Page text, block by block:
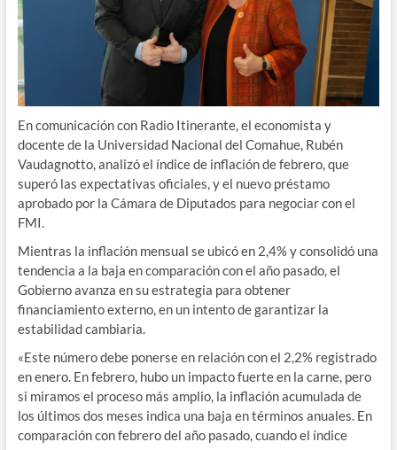
En comunicación con Radio Itinerante, el economista y
docente de la Universidad Nacional del Comahue, Rubén
Vaudagnotto, analizó el índice de inflación de febrero, que
superó las expectativas oficiales, y el nuevo préstamo
aprobado por la Cámara de Diputados para negociar con el
FMI.
Mientras la inflación mensual se ubicó en 2,4% y consolidó una
tendencia a la baja en comparación con el año pasado, el
Gobierno avanza en su estrategia para obtener
financiamiento externo, en un intento de garantizar la
estabilidad cambiaria.
«Este número debe ponerse en relación con el 2,2% registrado
en enero. En febrero, hubo un impacto fuerte en la carne, pero
si miramos el proceso más amplio, la inflación acumulada de
los últimos dos meses indica una baja en términos anuales. En
comparación con febrero del año pasado, cuando el índice